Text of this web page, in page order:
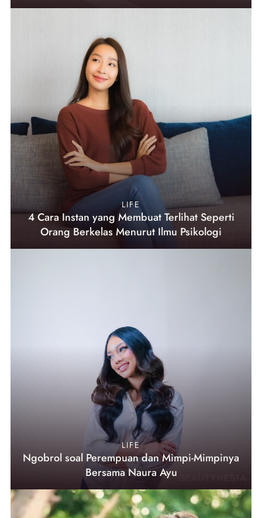
LIFE
4 Cara Instan yang Membuat Terlihat Seperti
Orang Berkelas Menurut Ilmu Psikologi
LIFE
Ngobrol soal Perempuan dan Mimpi-Mimpinya
Bersama Naura Ayu